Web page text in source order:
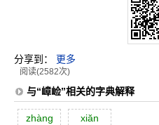
分享到： 更多
阅读(2582次)
与“嶂崄”相关的字典解释
zhàng xiăn